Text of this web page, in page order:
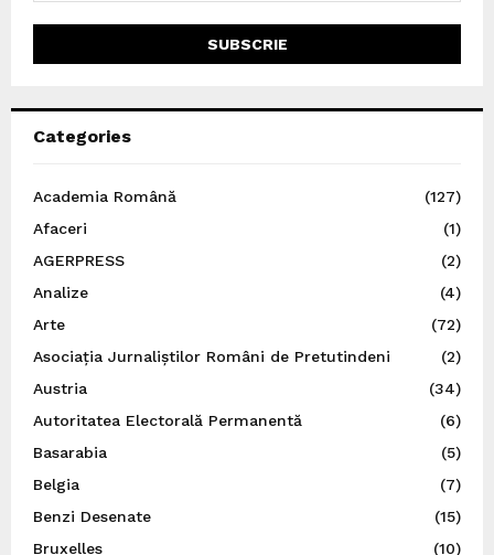
Categories
Academia Română
(127)
Afaceri
(1)
AGERPRESS
(2)
Analize
(4)
Arte
(72)
Asociația Jurnaliștilor Români de Pretutindeni
(2)
Austria
(34)
Autoritatea Electorală Permanentă
(6)
Basarabia
(5)
Belgia
(7)
Benzi Desenate
(15)
Bruxelles
(10)